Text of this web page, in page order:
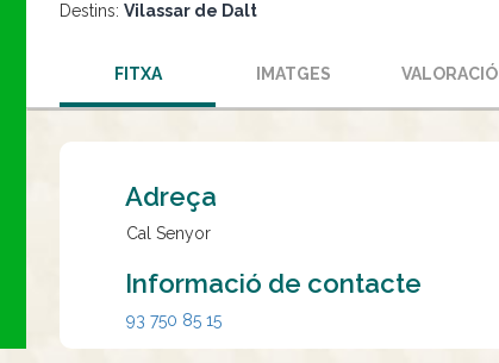
Destins: Vilassar de Dalt
FITXA IMATGES VALORACIÓ
Adreça
Cal Senyor
Informació de contacte
93 750 85 15